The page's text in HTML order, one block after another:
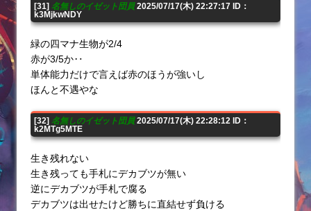
[31] 名無しのイゼット団員2025/07/17(木) 22:27:17 ID：
k3MjkwNDY
緑の四マナ生物が2/4
赤が3/5か‥
単体能力だけで言えば赤のほうが強いし
ほんと不遇やな
[32] 名無しのイゼット団員2025/07/17(木) 22:28:12 ID：
k2MTg5MTE
生き残れない
生き残っても手札にデカブツが無い
逆にデカブツが手札で腐る
デカブツは出せたけど勝ちに直結せず負ける